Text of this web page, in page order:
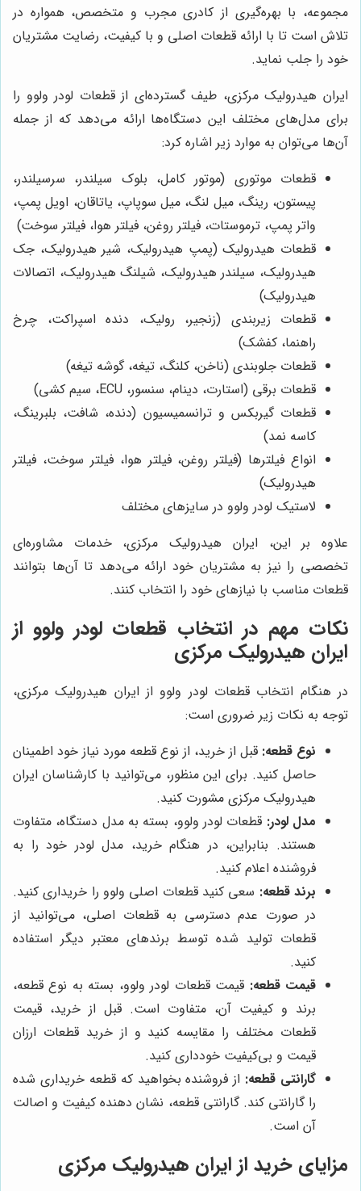
مجموعه، با بهره‌گیری از کادری مجرب و متخصص، همواره در
تلاش است تا با ارائه قطعات اصلی و با کیفیت، رضایت مشتریان
خود را جلب نماید.
ایران هیدرولیک مرکزی، طیف گسترده‌ای از قطعات لودر ولوو را
برای مدل‌های مختلف این دستگاه‌ها ارائه می‌دهد که از جمله
آن‌ها می‌توان به موارد زیر اشاره کرد:
قطعات موتوری (موتور کامل، بلوک سیلندر، سرسیلندر،
پیستون، رینگ، میل لنگ، میل سوپاپ، یاتاقان، اویل پمپ،
واتر پمپ، ترموستات، فیلتر روغن، فیلتر هوا، فیلتر سوخت)
قطعات هیدرولیک (پمپ هیدرولیک، شیر هیدرولیک، جک
هیدرولیک، سیلندر هیدرولیک، شیلنگ هیدرولیک، اتصالات
هیدرولیک)
قطعات زیربندی (زنجیر، رولیک، دنده اسپراکت، چرخ
راهنما، کفشک)
قطعات جلوبندی (ناخن، کلنگ، تیغه، گوشه تیغه)
قطعات برقی (استارت، دینام، سنسور، ECU، سیم کشی)
قطعات گیربکس و ترانسمیسیون (دنده، شافت، بلبرینگ،
کاسه نمد)
انواع فیلترها (فیلتر روغن، فیلتر هوا، فیلتر سوخت، فیلتر
هیدرولیک)
لاستیک لودر ولوو در سایزهای مختلف
علاوه بر این، ایران هیدرولیک مرکزی، خدمات مشاوره‌ای
تخصصی را نیز به مشتریان خود ارائه می‌دهد تا آن‌ها بتوانند
قطعات مناسب با نیازهای خود را انتخاب کنند.
نکات مهم در انتخاب قطعات لودر ولوو از
ایران هیدرولیک مرکزی
در هنگام انتخاب قطعات لودر ولوو از ایران هیدرولیک مرکزی،
توجه به نکات زیر ضروری است:
نوع قطعه: قبل از خرید، از نوع قطعه مورد نیاز خود اطمینان
حاصل کنید. برای این منظور، می‌توانید با کارشناسان ایران
هیدرولیک مرکزی مشورت کنید.
مدل لودر: قطعات لودر ولوو، بسته به مدل دستگاه، متفاوت
هستند. بنابراین، در هنگام خرید، مدل لودر خود را به
فروشنده اعلام کنید.
برند قطعه: سعی کنید قطعات اصلی ولوو را خریداری کنید.
در صورت عدم دسترسی به قطعات اصلی، می‌توانید از
قطعات تولید شده توسط برندهای معتبر دیگر استفاده
کنید.
قیمت قطعه: قیمت قطعات لودر ولوو، بسته به نوع قطعه،
برند و کیفیت آن، متفاوت است. قبل از خرید، قیمت
قطعات مختلف را مقایسه کنید و از خرید قطعات ارزان
قیمت و بی‌کیفیت خودداری کنید.
گارانتی قطعه: از فروشنده بخواهید که قطعه خریداری شده
را گارانتی کند. گارانتی قطعه، نشان دهنده کیفیت و اصالت
آن است.
مزایای خرید از ایران هیدرولیک مرکزی